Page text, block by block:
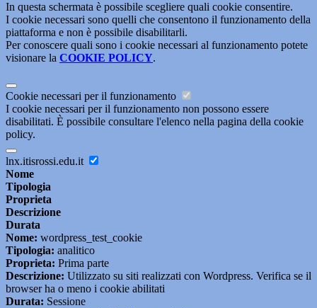
In questa schermata è possibile scegliere quali cookie consentire.
I cookie necessari sono quelli che consentono il funzionamento della
piattaforma e non è possibile disabilitarli.
Per conoscere quali sono i cookie necessari al funzionamento potete
visionare la COOKIE POLICY.
Cookie necessari per il funzionamento
I cookie necessari per il funzionamento non possono essere
disabilitati. È possibile consultare l'elenco nella pagina della cookie
policy.
lnx.itisrossi.edu.it
Nome
Tipologia
Proprieta
Descrizione
Durata
Nome: wordpress_test_cookie
Tipologia: analitico
Proprieta: Prima parte
Descrizione: Utilizzato su siti realizzati con Wordpress. Verifica se il
browser ha o meno i cookie abilitati
Durata: Sessione